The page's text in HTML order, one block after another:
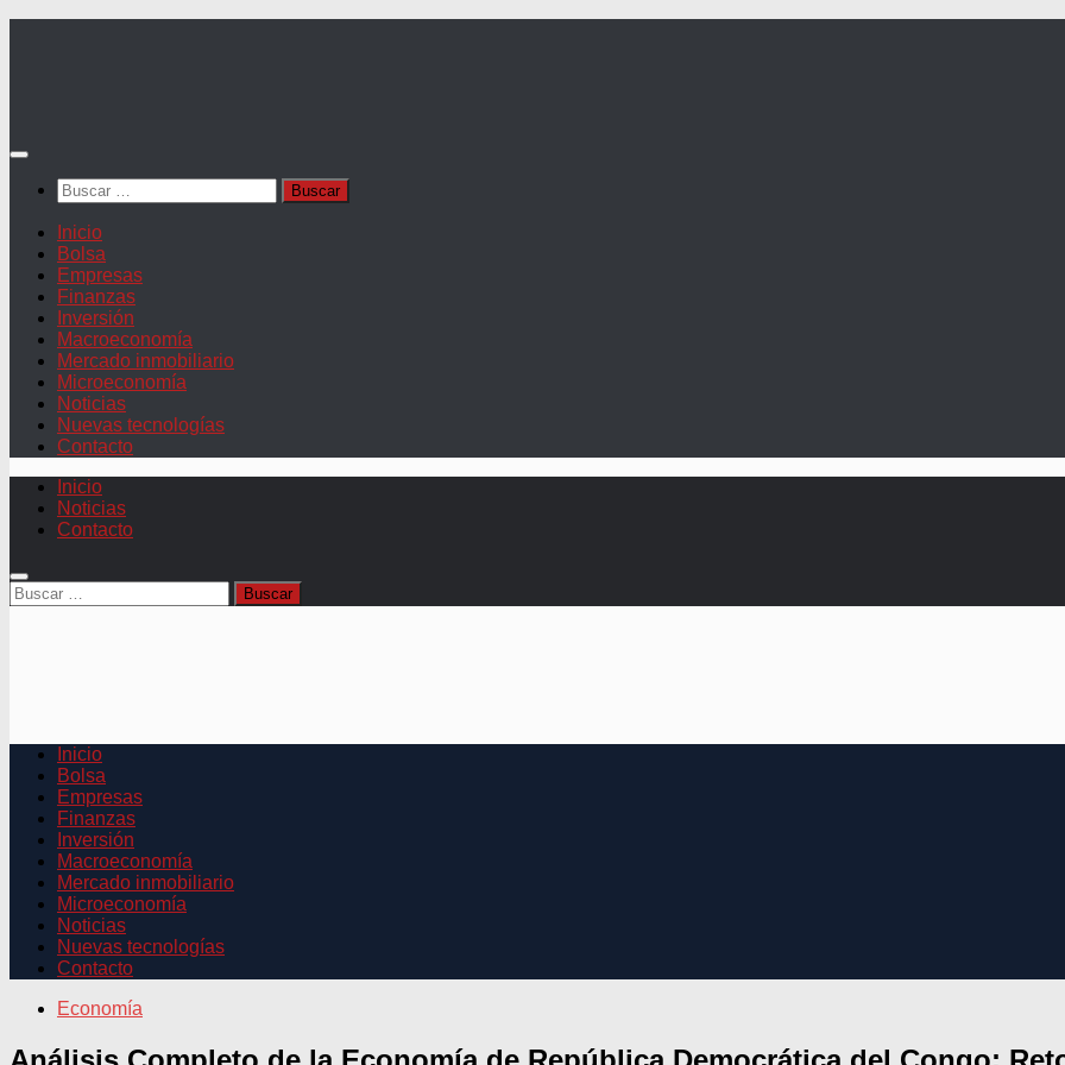
Buscar:
Inicio
Bolsa
Empresas
Finanzas
Inversión
Macroeconomía
Mercado inmobiliario
Microeconomía
Noticias
Nuevas tecnologías
Contacto
Inicio
Noticias
Contacto
Buscar:
Inicio
Bolsa
Empresas
Finanzas
Inversión
Macroeconomía
Mercado inmobiliario
Microeconomía
Noticias
Nuevas tecnologías
Contacto
Economía